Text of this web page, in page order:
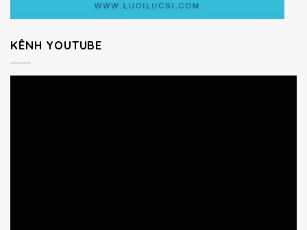
KÊNH YOUTUBE